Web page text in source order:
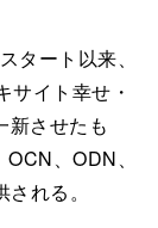
ート以来、
サイト幸せ・
新させたも
、ODN、
れる。